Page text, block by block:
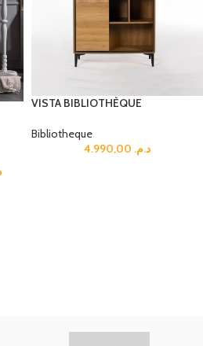
VISTA BIBLIOTHÈQUE
Bibliotheque
د.م.